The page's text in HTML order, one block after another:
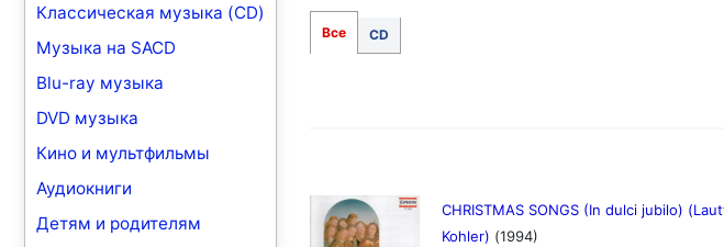
Классическая музыка (CD)
Музыка на SACD
Blu-ray музыка
DVD музыка
Кино и мультфильмы
Аудиокниги
Детям и родителям
Все CD
CHRISTMAS SONGS (In dulci jubilo)
Kohler) (1994)